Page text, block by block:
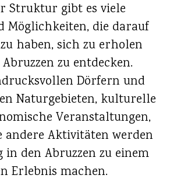
Struktur gibt es viele
Möglichkeiten, die darauf
haben, sich zu erholen
zu entdecken.
Dörfern und
Naturgebieten, kulturelle
Veranstaltungen,
andere Aktivitäten werden
den Abruzzen zu einem
Erlebnis machen.